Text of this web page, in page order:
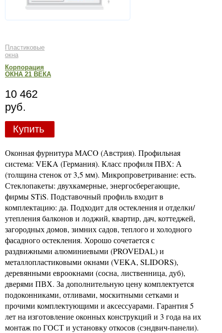
Пластиковые
окна
Корпорация
ОКНА 21 ВЕКА
10 462
руб.
Купить
Оконная фурнитура MACO (Австрия). Профильная
система: VEKA (Германия). Класс профиля ПВХ: А
(толщина стенок от 3,5 мм). Микропроветривание: есть.
Стеклопакеты: двухкамерные, энергосберегающие,
фирмы STiS. Подставочный профиль входит в
комплектацию: да. Подходит для остекления и отделки/
утепления балконов и лоджий, квартир, дач, коттеджей,
загородных домов, зимних садов, теплого и холодного
фасадного остекления. Хорошо сочетается с
раздвижными алюминиевыми (PROVEDAL) и
металлопластиковыми окнами (VEKA, SLIDORS),
деревянными евроокнами (сосна, лиственница, дуб),
дверями ПВХ. За дополнительную цену комплектуется
подоконниками, отливами, москитными сетками и
прочими комплектующими и аксессуарами. Гарантия 5
лет на изготовление оконных конструкций и 3 года на их
монтаж по ГОСТ и установку откосов (сэндвич-панели).